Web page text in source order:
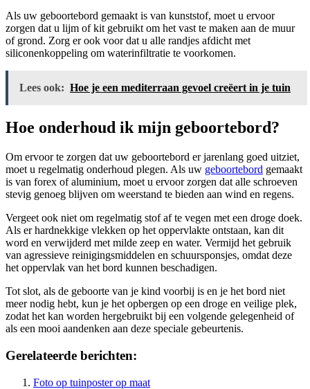
Als uw geboortebord gemaakt is van kunststof, moet u ervoor
zorgen dat u lijm of kit gebruikt om het vast te maken aan de muur
of grond. Zorg er ook voor dat u alle randjes afdicht met
siliconenkoppeling om waterinfiltratie te voorkomen.
Lees ook: Hoe je een mediterraan gevoel creëert in je tuin
Hoe onderhoud ik mijn geboortebord?
Om ervoor te zorgen dat uw geboortebord er jarenlang goed uitziet,
moet u regelmatig onderhoud plegen. Als uw geboortebord gemaakt
is van forex of aluminium, moet u ervoor zorgen dat alle schroeven
stevig genoeg blijven om weerstand te bieden aan wind en regens.
Vergeet ook niet om regelmatig stof af te vegen met een droge doek.
Als er hardnekkige vlekken op het oppervlakte ontstaan, kan dit
word en verwijderd met milde zeep en water. Vermijd het gebruik
van agressieve reinigingsmiddelen en schuursponsjes, omdat deze
het oppervlak van het bord kunnen beschadigen.
Tot slot, als de geboorte van je kind voorbij is en je het bord niet
meer nodig hebt, kun je het opbergen op een droge en veilige plek,
zodat het kan worden hergebruikt bij een volgende gelegenheid of
als een mooi aandenken aan deze speciale gebeurtenis.
Gerelateerde berichten:
Foto op tuinposter op maat